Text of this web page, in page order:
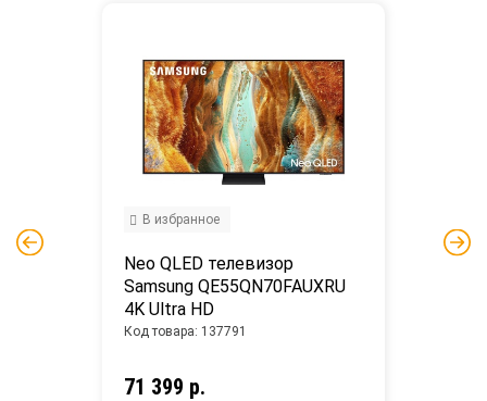
Neo QLED телевизор
Samsung QE55QN70FAUXRU
4K Ultra HD
71 399 р.
Код товара: 137791
В избранное